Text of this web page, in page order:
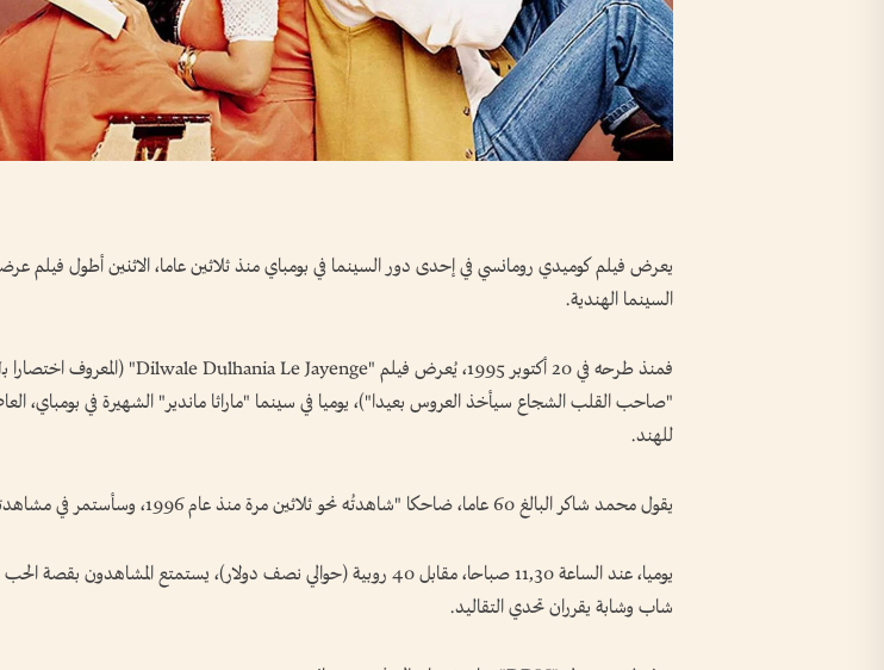
يعرض فيلم كوميدي رومانسي في إحدى دور السينما في بومباي منذ ثلاثين عاما، الاثنين أطول فيلم
السينما الهندية.
"صاحب القلب الشجاع سيأخذ العروس بعيدا")، يوميا في سينما "ماراثا ماندير" الشهيرة في بومباي،
للهند.
يقول محمد شاكر البالغ 60 عاما، ضاحكا "شاهدتُه نحو ثلاثين مرة منذ عام 1996، وسأستمر في مشاهدته".
يوميا، عند الساعة 11,30 صباحا، مقابل 40 روبية (حوالي نصف دولار)، يستمتع المشاهدون
شاب وشابة يقرران تحدي التقاليد.